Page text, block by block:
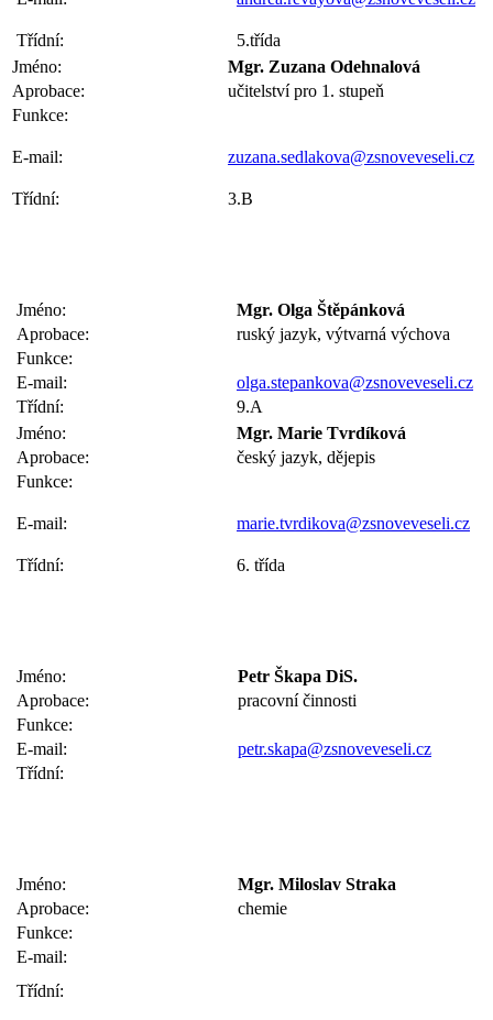
Třídní:
5.třída
Jméno:
Mgr. Zuzana Odehnalová
Aprobace:
učitelství pro 1. stupeň
Funkce:
E-mail: zuzana.sedlakova@zsnoveveseli.cz
Třídní: 3.B
Jméno:
Mgr. Olga Štěpánková
Aprobace:
ruský jazyk, výtvarná výchova
Funkce:
E-mail:
olga.stepankova@zsnoveveseli.cz
Třídní:
9.A
Jméno:
Mgr. Marie Tvrdíková
Aprobace:
český jazyk, dějepis
Funkce:
E-mail: marie.tvrdikova@zsnoveveseli.cz
Třídní: 6. třída
Jméno:
Petr Škapa DiS.
Aprobace:
pracovní činnosti
Funkce:
E-mail:
petr.skapa@zsnoveveseli.cz
Třídní:
Jméno:
Mgr. Miloslav Straka
Aprobace:
chemie
Funkce:
E-mail:
Třídní: